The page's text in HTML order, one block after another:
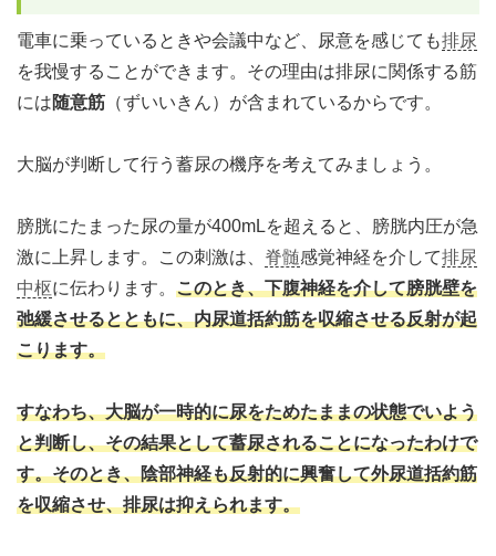
電車に乗っているときや会議中など、尿意を感じても排尿
を我慢することができます。その理由は排尿に関係する筋
には随意筋 （ずいいきん）が含まれているからです。
大脳が判断して行う蓄尿の機序を考えてみましょう。
膀胱にたまった尿の量が400mLを超えると、膀胱内圧が急
激に上昇します。この刺激は、 脊髄感覚神経を介して排尿
中枢に伝わります。 このとき、下腹神経を介して膀胱壁を
弛緩させるとともに、内尿道括約筋を収縮させる反射が起
こります。
すなわち、大脳が一時的に尿をためたままの状態でいよう
と判断し、その結果として蓄尿されることになったわけで
す。そのとき、陰部神経も反射的に興奮して外尿道括約筋
を収縮させ、排尿は抑えられます。